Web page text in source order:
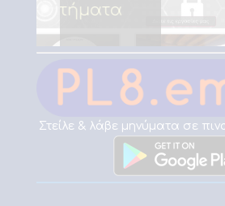
Fotopoulos
Στείλε & λάβε μηνύματα σε